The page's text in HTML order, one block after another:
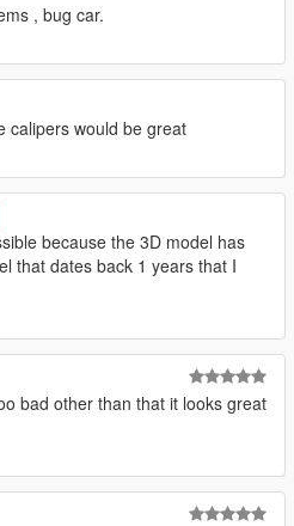
, bug car.
calipers would be great
because the 3D model has
that dates back 1 years that I
bad other than that it looks great